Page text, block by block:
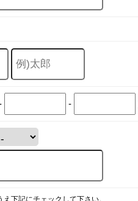
-
下記にチェックして下さい。